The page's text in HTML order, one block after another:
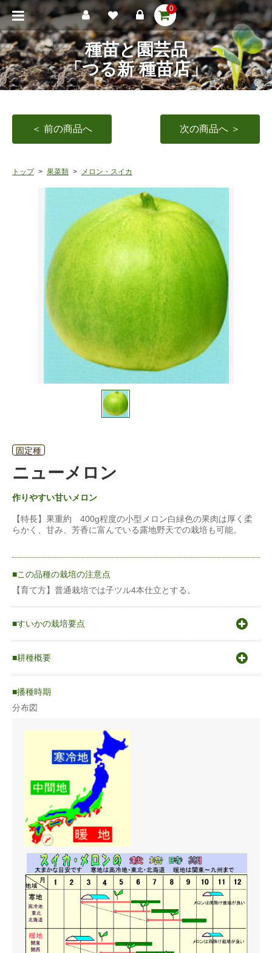
0
種苗と園芸品
「つる新 種苗店」
＜ 前の商品へ 次の商品へ ＞
トップ 果菜類 メロン・スイカ
固定種
ニューメロン
作りやすい甘いメロン
【特長】果重約 400g程度の小型メロン白緑色の果肉は厚く柔
らかく、甘み、芳香に富んでいる露地野天での栽培も可能。
この品種の栽培の注意点
【育て方】普通栽培では子ツル4本仕立とする。
すいかの栽培要点
前後〇高温、乾燥、多日照を好む。〇幅広い土壌に適応するが根
の酸素要求量が高く過湿に弱いため有機物を含んだ保水、通気性
のある土壌が望ましい。
耕種概要
蒔き方
270cm
1条
株間（cm） 75〜90cm
1a当たり株数 40〜50株
1m²当たり株数 0.4〜0.5株
1a当たり播種量 5〜6ml
1m²当たり播種量 0.05〜0.06ml
播種時期
分布図